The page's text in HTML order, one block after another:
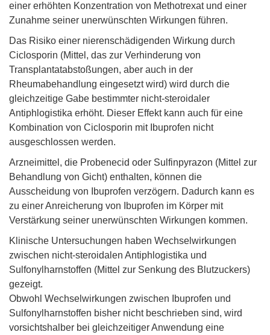
einer erhöhten Konzentration von Methotrexat und einer
Zunahme seiner unerwünschten Wirkungen führen.
Das Risiko einer nierenschädigenden Wirkung durch
Ciclosporin (Mittel, das zur Verhinderung von
Transplantatabstoßungen, aber auch in der
Rheumabehandlung eingesetzt wird) wird durch die
gleichzeitige Gabe bestimmter nicht-steroidaler
Antiphlogistika erhöht. Dieser Effekt kann auch für eine
Kombination von Ciclosporin mit Ibuprofen nicht
ausgeschlossen werden.
Arzneimittel, die Probenecid oder Sulfinpyrazon (Mittel zur
Behandlung von Gicht) enthalten, können die
Ausscheidung von Ibuprofen verzögern. Dadurch kann es
zu einer Anreicherung von Ibuprofen im Körper mit
Verstärkung seiner unerwünschten Wirkungen kommen.
Klinische Untersuchungen haben Wechselwirkungen
zwischen nicht-steroidalen Antiphlogistika und
Sulfonylharnstoffen (Mittel zur Senkung des Blutzuckers)
gezeigt.
Obwohl Wechselwirkungen zwischen Ibuprofen und
Sulfonylharnstoffen bisher nicht beschrieben sind, wird
vorsichtshalber bei gleichzeitiger Anwendung eine